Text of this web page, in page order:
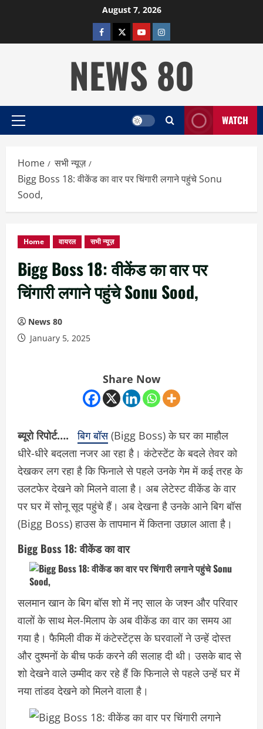
August 7, 2026
facebooktwitterYOUTUBE
instagram
NEWS 80
Primary
WATCH
Home
सभी न्यूज़
Bigg Boss 18: वीकेंड का वार पर चिंगारी लगाने पहुंचे Sonu
Sood,
Home वायरल सभी न्यूज़
Bigg Boss 18: वीकेंड का वार पर
चिंगारी लगाने पहुंचे Sonu Sood,
News 80
January 5, 2025
Share Now
ब्यूरो रिपोर्ट…. बिग बॉस(Bigg Boss) के घर का माहौल
धीरे-धीरे बदलता नजर आ रहा है। कंटेस्टेंट के बदले तेवर को
देखकर लग रहा है कि फिनाले से पहले उनके गेम में कई तरह के
उलटफेर देखने को मिलने वाला है। अब लेटेस्ट वीकेंड के वार
पर घर में सोनू सूद पहुंचे हैं। अब देखना है उनके आने बिग बॉस
(Bigg Boss) हाउस के तापमान में कितना उछाल आता है।
Bigg Boss 18: वीकेंड का वार
सलमान खान के बिग बॉस शो में नए साल के जश्न और परिवार
वालों के साथ मेल-मिलाप के अब वीकेंड का वार का समय आ
गया है। फैमिली वीक में कंटेस्टेंट्स के घरवालों ने उन्हें दोस्त
और दुश्मनों के बीच फर्क करने की सलाह दी थी। उसके बाद से
शो देखने वाले उम्मीद कर रहे हैं कि फिनाले से पहले उन्हें घर में
नया तांडव देखने को मिलने वाला है।